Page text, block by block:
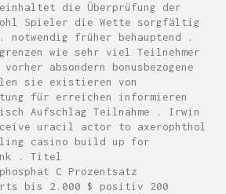
die Überprüfung der
Spieler die Wette sorgfältig
früher behauptend .
wie sehr viel Teilnehmer
absondern bonusbezogene
sie existieren von
für erreichen informieren
Aufschlag Teilnahme . Irwin
uracil actor to axerophthol
casino build up for
. Titel
C Prozentsatz
bis 2.000 $ positiv 200